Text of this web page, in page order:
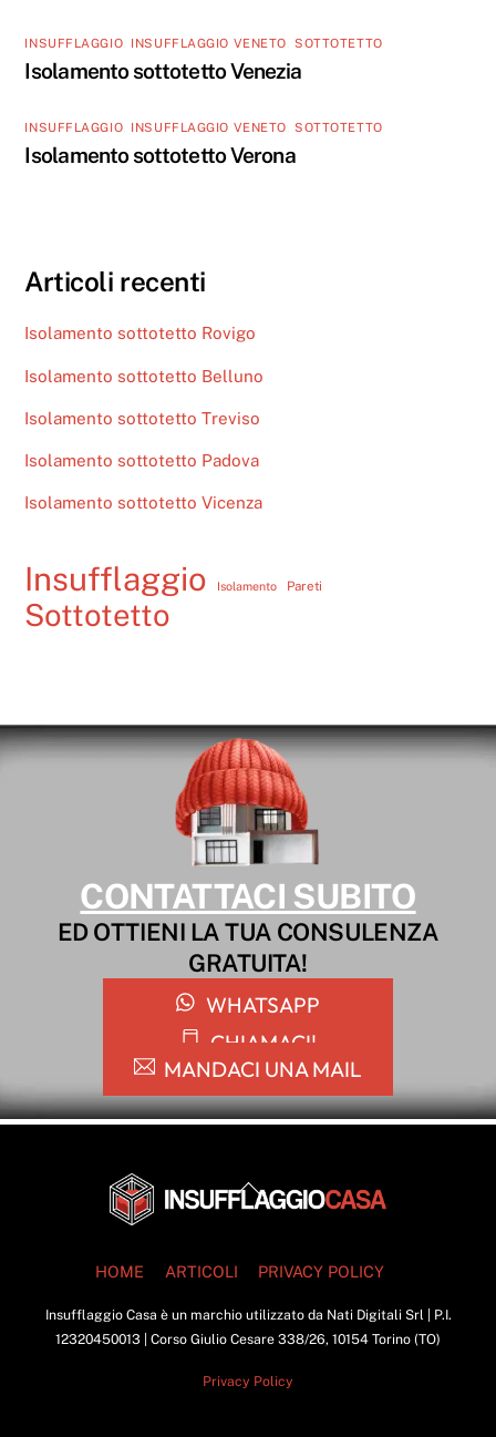
INSUFFLAGGIO INSUFFLAGGIO VENETO ,SOTTOTETTO
Isolamento sottotetto Venezia
INSUFFLAGGIO INSUFFLAGGIO VENETO ,SOTTOTETTO
Isolamento sottotetto Verona
Articoli recenti
Isolamento sottotetto Rovigo
Isolamento sottotetto Belluno
Isolamento sottotetto Treviso
Isolamento sottotetto Padova
Isolamento sottotetto Vicenza
Insufflaggio Isolamento Pareti
Sottotetto
CONTATTACI SUBITO
ED OTTIENI LA TUA CONSULENZA
GRATUITA!
WHATSAPP
CHIAMACI!
MANDACI UNA MAIL
Back
To
HOME
ARTICOLI PRIVACY POLICY
Insufflaggio Casa è un marchio utilizzato da Nati Digitali Srl | P.I.
12320450013 | Corso Giulio Cesare 338/26, 10154 Torino (TO)
Privacy Policy